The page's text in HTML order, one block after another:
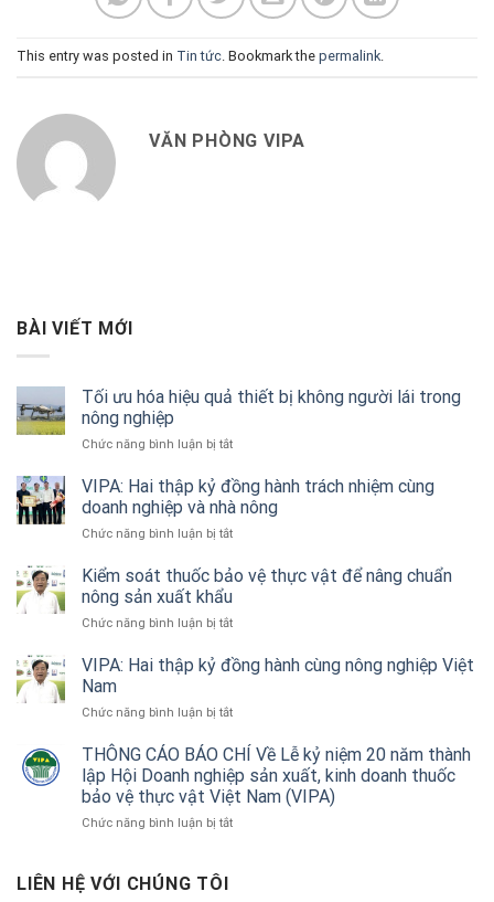
This entry was posted in Tin tức. Bookmark the permalink.
VĂN PHÒNG VIPA
BÀI VIẾT MỚI
Tối ưu hóa hiệu quả thiết bị không người lái trong
nông nghiệp
Chức năng bình luận bị tắtở
ưu
hóa
hiệu
quả
bị
không
lái
nông
VIPA: Hai thập kỷ đồng hành trách nhiệm cùng
doanh nghiệp và nhà nông
Chức năng bình luận bị tắtở
Hai
kỷ
đồng
trách
doanh
và
nhà
nông
Kiểm soát thuốc bảo vệ thực vật để nâng chuẩn
nông sản xuất khẩu
Chức năng bình luận bị tắtở
soát
thuốc
vệ
vật
để
nâng
nông
VIPA: Hai thập kỷ đồng hành cùng nông nghiệp Việt
Nam
Chức năng bình luận bị tắtở
Hai
thập
kỷ
đồng
hành
THÔNG CÁO BÁO CHÍ Về Lễ kỷ niệm 20 năm thành
lập Hội Doanh nghiệp sản xuất, kinh doanh thuốc
bảo vệ thực vật Việt Nam (VIPA)
Chức năng bình luận bị tắtở
LIÊN HỆ VỚI CHÚNG TÔI